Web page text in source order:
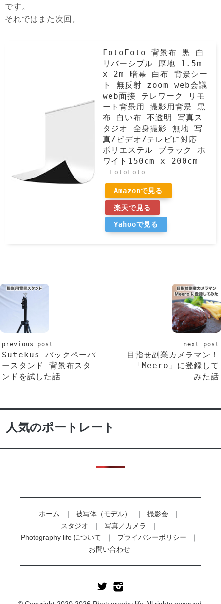
です。
それではまた次回。
FotoFoto 背景布 黒 白
リバーシブル 厚地 1.5m
x 2m 暗幕 白布 背景シー
ト 無反射 zoom web会議
web面接 テレワーク リモ
ート背景用 撮影用背景 黒
布 白い布 不透明 写真ス
タジオ 全身撮影 無地 写
真/ビデオ/テレビに対応
ポリエステル ブラック ホ
ワイト150cm x 200cm
FotoFoto
Amazonで見る
楽天で見る
Yahooで見る
previous post
Sutekus バックペーパ
ースタンド 背景布スタ
ンドを試した話
next post
目指せ副業カメラマン！
「Meero」に登録して
みた話
人気のポートレート
ホーム 被写体（モデル）
撮影会
スタジオ
写真／カメラ
Photography life について
プライバシーポリシー
お問い合わせ